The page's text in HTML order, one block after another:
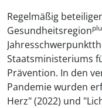
Regelmäßig
Gesundheitsregion
Staatsministeriums
Prävention. In den
Pandemie wurden
Herz" (2022) und